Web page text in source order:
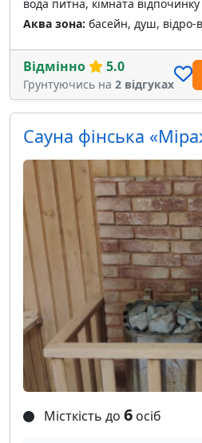
вода питна, кімната відпочинку
Аква зона: басейн, душ, відро-
Відмінно 5.0
Грунтуючись на 2 відгуках
Сауна фінська
Місткість до 6 осіб